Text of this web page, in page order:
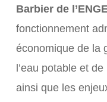
Barbier de
fonctionnement
économique de la
l’eau potable et
ainsi que les